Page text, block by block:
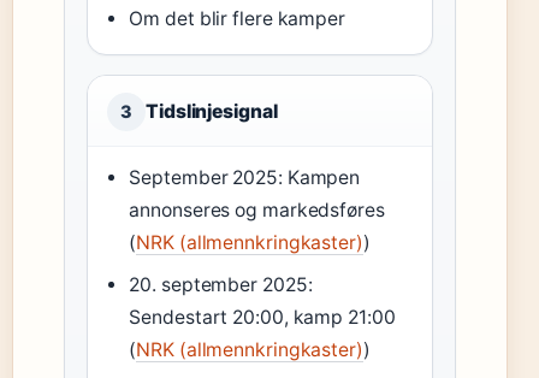
Om det blir flere kamper
3 Tidslinjesignal
September 2025: Kampen
annonseres og markedsføres
(NRK (allmennkringkaster))
20. september 2025:
Sendestart 20:00, kamp 21:00
(NRK (allmennkringkaster))